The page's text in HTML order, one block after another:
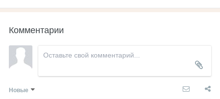
Комментарии
Новые